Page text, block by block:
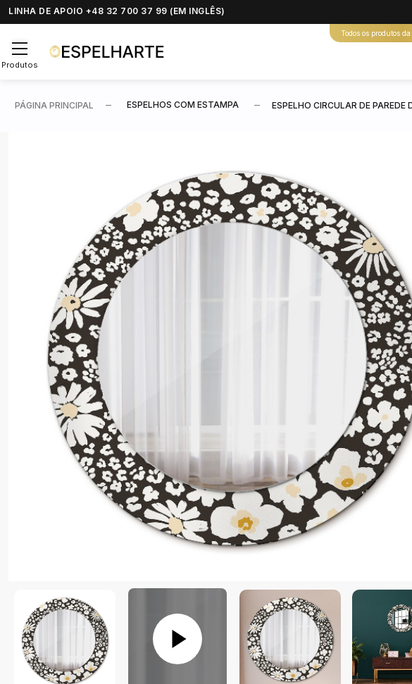
LINHA DE APOIO +48 32 700 37 99 (EM INGLÊS)
Todos os produtos
Produtos
PÁGINA PRINCIPAL ESPELHOS COM ESTAMPA ESPELHO CIRCULAR DE